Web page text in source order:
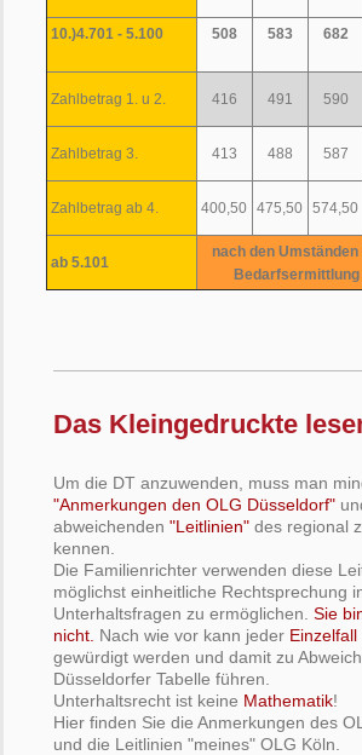
10.)4.701 - 5.100 508 583 682
Zahlbetrag 1. u 2. 416 491 590
Zahlbetrag 3. 413 488 587
Zahlbetrag ab 4. 400,50 475,50 574,50
ab 5.101
nach den
Bedarfsermittlung
Das Kleingedruckte
Um die DT anzuwenden, muss man
"Anmerkungen den OLG Düsseldorf"
abweichenden "Leitlinien" des regional
kennen.
Die Familienrichter verwenden diese
möglichst einheitliche Rechtsprechung
Unterhaltsfragen zu ermöglichen. Sie
nicht. Nach wie vor kann jeder Einzelfall
gewürdigt werden und damit zu
Düsseldorfer Tabelle führen.
Unterhaltsrecht ist keine Mathematik!
Hier finden Sie die Anmerkungen des
und die Leitlinien "meines" OLG Köln.